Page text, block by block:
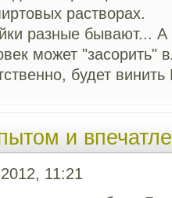
растворах.
разные бывают...
может "засорить"
будет
и
11:21